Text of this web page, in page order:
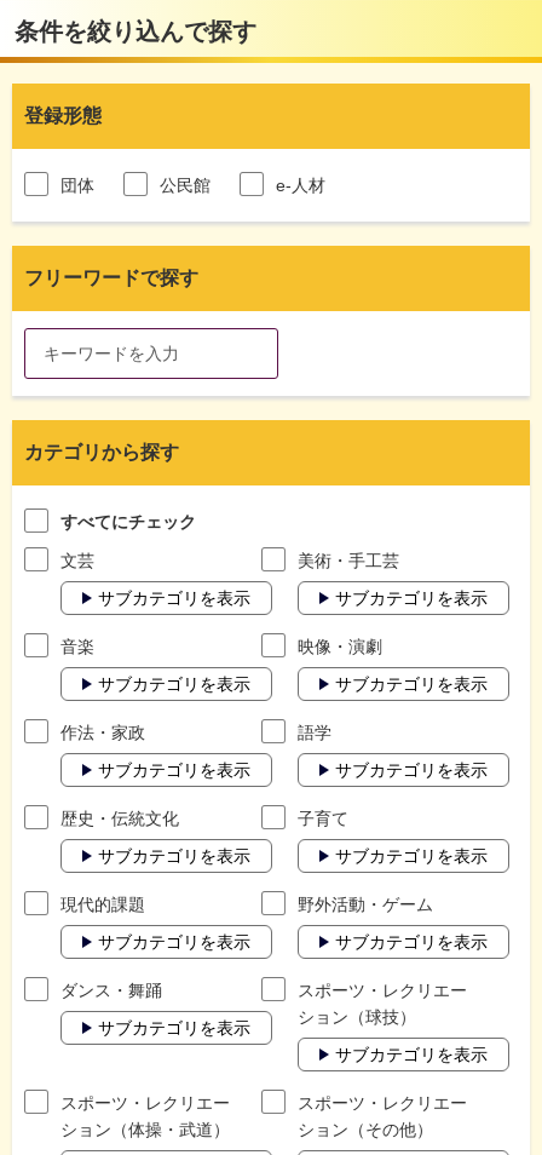
条件を絞り込んで探す
登録形態
団体 公民館 e-人材
フリーワードで探す
カテゴリから探す
すべてにチェック
文芸
サブカテゴリを表示
美術・手工芸
サブカテゴリを表示
音楽
サブカテゴリを表示
映像・演劇
サブカテゴリを表示
作法・家政
サブカテゴリを表示
語学
サブカテゴリを表示
歴史・伝統文化
サブカテゴリを表示
子育て
サブカテゴリを表示
現代的課題
サブカテゴリを表示
野外活動・ゲーム
サブカテゴリを表示
ダンス・舞踊
サブカテゴリを表示
スポーツ・レクリエー
ション（球技）
サブカテゴリを表示
スポーツ・レクリエー
ション（体操・武道）
スポーツ・レクリエー
ション（その他）